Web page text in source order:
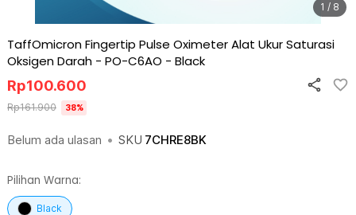
1 / 8
TaffOmicron Fingertip Pulse Oximeter Alat Ukur Saturasi
Oksigen Darah - PO-C6AO - Black
Belum ada ulasan • SKU 7CHRE8BK
Rp100.600
Rp161.900 38%
Pilihan Warna:
Black